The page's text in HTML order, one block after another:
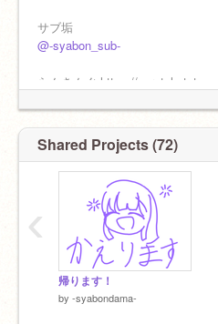
サブ垢
@-syabon_sub-
らんきんぐ https://
Shared Projects (72)
帰ります！
by -syabondama-
‹